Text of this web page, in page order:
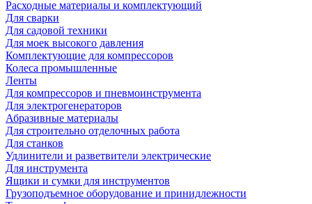
Расходные материалы и комплектующий
Для сварки
Для садовой техники
Для моек высокого давления
Комплектующие для компрессоров
Колеса промышленные
Ленты
Для компрессоров и пневмоинструмента
Для электрогенераторов
Абразивные материалы
Для строительно отделочных работа
Для станков
Удлинители и разветвители электрические
Для инструмента
Ящики и сумки для инструментов
Грузоподъемное оборудование и принидлежности